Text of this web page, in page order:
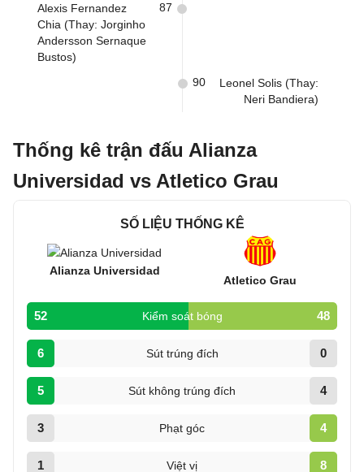
Alexis Fernandez
Chia (Thay: Jorginho
Andersson Sernaque
Bustos)
87
Leonel Solis (Thay:
Neri Bandiera)
90
Thống kê trận đấu Alianza
Universidad vs Atletico Grau
SỐ LIỆU THỐNG KÊ
Alianza Universidad
Atletico Grau
52 Kiểm soát bóng 48
6 Sút trúng đích 0
5 Sút không trúng đích 4
3 Phạt góc 4
1 Việt vị 8